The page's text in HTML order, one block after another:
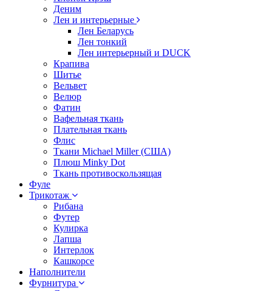
Деним
Лен и интерьерные
Лен Беларусь
Лен тонкий
Лен интерьерный и DUCK
Крапива
Шитье
Вельвет
Велюр
Фатин
Вафельная ткань
Плательная ткань
Флис
Ткани Michael Miller (США)
Плюш Minky Dot
Ткань противоскользящая
Фуле
Трикотаж
Рибана
Футер
Кулирка
Лапша
Интерлок
Кашкорсе
Наполнители
Фурнитура